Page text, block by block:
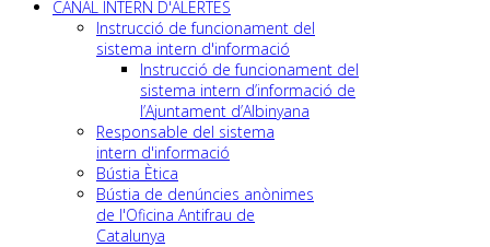
CANAL INTERN D'ALERTES
Instrucció de funcionament del
sistema intern d'informació
Instrucció de funcionament del
sistema intern d’informació de
l’Ajuntament d’Albinyana
Responsable del sistema
intern d'informació
Bústia Ètica
Bústia de denúncies anònimes
de l'Oficina Antifrau de
Catalunya